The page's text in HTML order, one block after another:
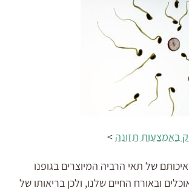
באמצעות תזונה >
איכותם של תאי הרביה המיוצרים בגופנו
ובאורח החיים שלנו, ולכן בריאותו של